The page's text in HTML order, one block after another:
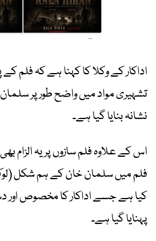
اداکار کے وکلا کا کہنا ہے کہ فلم کے
تشہیری مواد میں واضح طور پر
نشانہ بنایا گیا ہے۔
اس کے علاوہ فلم سازوں پر یہ الزام
فلم میں سلمان خان کے ہم شکل
کیا ہے جسے اداکار کا مخصوص اور
پہنایا گیا ہے۔